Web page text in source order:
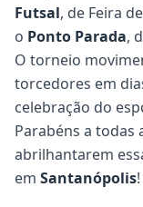
Futsal, de Feira
o Ponto Parada,
O torneio
torcedores em
celebração do
Parabéns a
abrilhantarem
em Santanópolis!